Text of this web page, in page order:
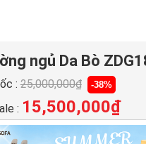
ngủ Da Bò
: 25,000,000₫ -38%
: 15,500,000₫